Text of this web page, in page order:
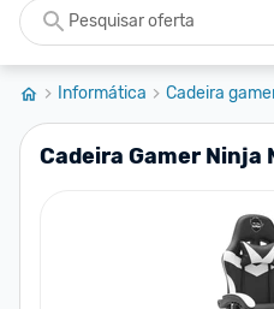
Informática Cadeira
Cadeira Gamer